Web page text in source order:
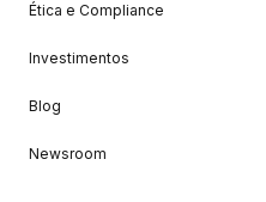
Ética e Compliance
Investimentos
Blog
Newsroom